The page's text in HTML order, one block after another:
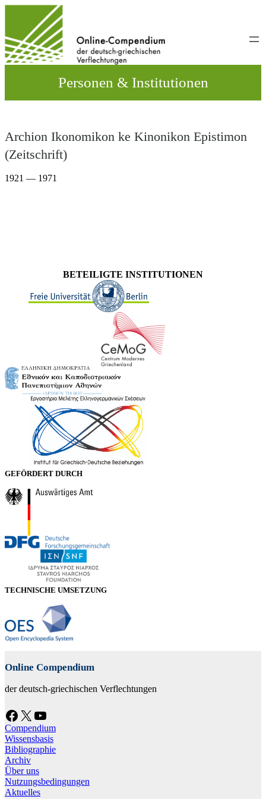
wechseln
Personen & Institutionen
Archion Ikonomikon ke Kinonikon Epistimon
(Zeitschrift)
1921 — 1971
BETEILIGTE INSTITUTIONEN
GEFÖRDERT DURCH
TECHNISCHE UMSETZUNG
Online Compendium
der deutsch-griechischen Verflechtungen
Facebook X YouTube
Compendium
Wissensbasis
Bibliographie
Archiv
Über uns
Nutzungsbedingungen
Aktuelles